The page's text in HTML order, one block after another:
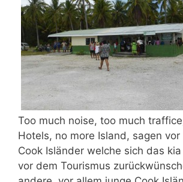
Too much noise, too much
Hotels, no more Island, sagen
Cook Isländer welche sich das
vor dem Tourismus